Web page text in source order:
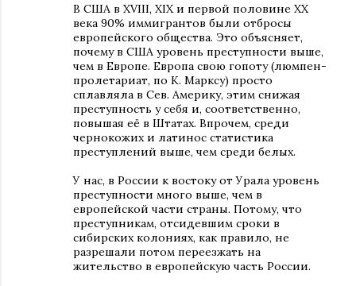
В США в XVIII, XIX и первой половине ХХ
века 90% иммигрантов были отбросы
европейского общества. Это объясняет,
почему в США уровень преступности выше,
чем в Европе. Европа свою гопоту (люмпен-
пролетариат, по К. Марксу) просто
сплавляла в Сев. Америку, этим снижая
преступность у себя и, соответственно,
повышая её в Штатах. Впрочем, среди
чернокожих и латинос статистика
преступлений выше, чем среди белых.
У нас, в России к востоку от Урала уровень
преступности много выше, чем в
европейской части страны. Потому, что
преступникам, отсидевшим сроки в
сибирских колониях, как правило, не
разрешали потом переезжать на
жительство в европейскую часть России.